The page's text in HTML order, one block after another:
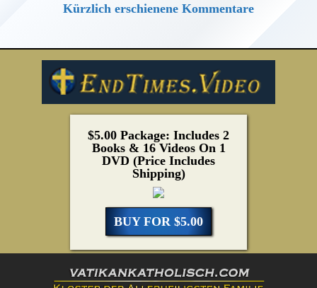
Kürzlich erschienene Kommentare
$5.00 Package: Includes 2
Books & 16 Videos On 1
DVD (Price Includes
Shipping)
BUY FOR $5.00